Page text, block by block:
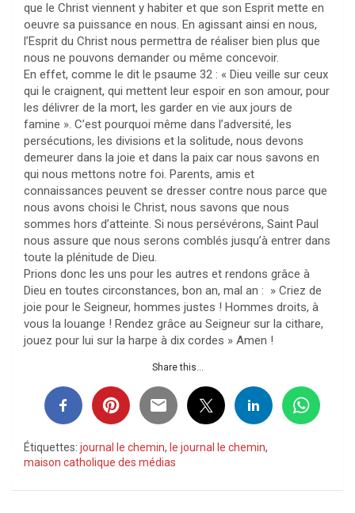
que le Christ viennent y habiter et que son Esprit mette en
oeuvre sa puissance en nous. En agissant ainsi en nous,
l’Esprit du Christ nous permettra de réaliser bien plus que
nous ne pouvons demander ou même concevoir.
En effet, comme le dit le psaume 32 : « Dieu veille sur ceux
qui le craignent, qui mettent leur espoir en son amour, pour
les délivrer de la mort, les garder en vie aux jours de
famine ». C’est pourquoi même dans l’adversité, les
persécutions, les divisions et la solitude, nous devons
demeurer dans la joie et dans la paix car nous savons en
qui nous mettons notre foi. Parents, amis et
connaissances peuvent se dresser contre nous parce que
nous avons choisi le Christ, nous savons que nous
sommes hors d’atteinte. Si nous persévérons, Saint Paul
nous assure que nous serons comblés jusqu’à entrer dans
toute la plénitude de Dieu.
Prions donc les uns pour les autres et rendons grâce à
Dieu en toutes circonstances, bon an, mal an : » Criez de
joie pour le Seigneur, hommes justes ! Hommes droits, à
vous la louange ! Rendez grâce au Seigneur sur la cithare,
jouez pour lui sur la harpe à dix cordes » Amen !
Share this...
Étiquettes: journal le chemin, le journal le chemin,
maison catholique des médias